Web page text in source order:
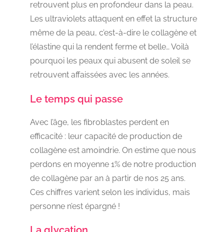
retrouvent plus en profondeur dans la peau.
Les ultraviolets attaquent en effet la structure
même de la peau, c’est-à-dire le collagène et
l’élastine qui la rendent ferme et belle… Voilà
pourquoi les peaux qui abusent de soleil se
retrouvent affaissées avec les années.
Le temps qui passe
Avec l’âge, les fibroblastes perdent en
efficacité : leur capacité de production de
collagène est amoindrie. On estime que nous
perdons en moyenne 1% de notre production
de collagène par an à partir de nos 25 ans.
Ces chiffres varient selon les individus, mais
personne n’est épargné !